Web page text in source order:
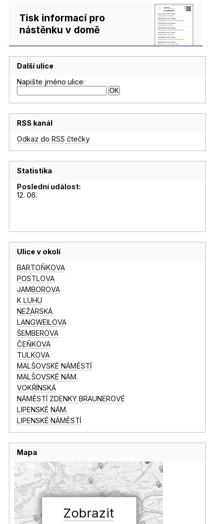
Tisk informací pro
nástěnku v domě
Další ulice
Napište jméno ulice:
RSS kanál
Odkaz do RSS čtečky
Statistika
Poslední událost:
12. 06.
Ulice v okolí
BARTOŇKOVA
POSTLOVA
JAMBOROVA
K LUHU
NEŽÁRSKÁ
LANGWEILOVA
ŠEMBEROVA
ČEŇKOVA
TULKOVA
MALŠOVSKÉ NÁMĚSTÍ
MALŠOVSKÉ NÁM.
VOKŘÍNSKÁ
NÁMĚSTÍ ZDENKY BRAUNEROVÉ
LIPENSKÉ NÁM.
LIPENSKÉ NÁMĚSTÍ
Mapa
Zobrazit